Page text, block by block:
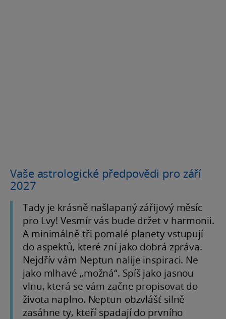
Vaše astrologické předpovědi pro září
2027
Tady je krásně našlapaný zářijový měsíc
pro Lvy! Vesmír vás bude držet v harmonii.
A minimálně tři pomalé planety vstupují
do aspektů, které zní jako dobrá zpráva.
Nejdřív vám Neptun nalije inspiraci. Ne
jako mlhavé „možná“. Spíš jako jasnou
vlnu, která se vám začne propisovat do
života naplno. Neptun obzvlášť silně
zasáhne ty, kteří spadají do prvního